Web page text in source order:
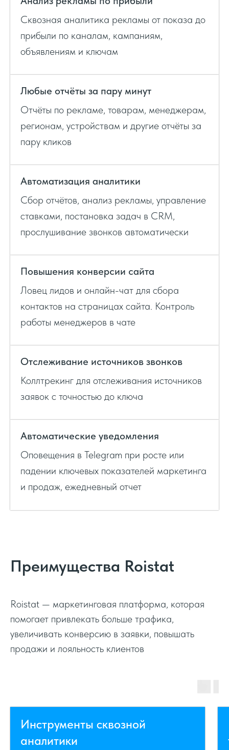
Сквозная аналитика рекламы от показа до
прибыли по каналам, кампаниям,
объявлениям и ключам
Любые отчёты за пару минут
Отчёты по рекламе, товарам, менеджерам,
регионам, устройствам и другие отчёты за
пару кликов
Автоматизация аналитики
Сбор отчётов, анализ рекламы, управление
ставками, постановка задач в CRM,
прослушивание звонков автоматически
Повышения конверсии сайта
Ловец лидов и онлайн-чат для сбора
контактов на страницах сайта. Контроль
работы менеджеров в чате
Отслеживание источников звонков
Коллтрекинг для отслеживания источников
заявок с точностью до ключа
Автоматические уведомления
Оповещения в Telegram при росте или
падении ключевых показателей маркетинга
и продаж, ежедневный отчет
Преимущества Roistat
Roistat — маркетинговая платформа, которая
помогает привлекать больше трафика,
увеличивать конверсию в заявки, повышать
продажи и лояльность клиентов
Инструменты сквозной
аналитики